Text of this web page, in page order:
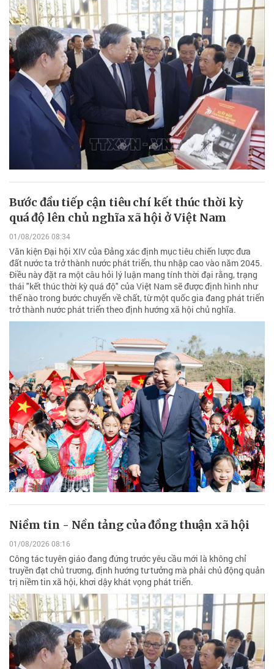
Bước đầu tiếp cận tiêu chí kết thúc thời kỳ
quá độ lên chủ nghĩa xã hội ở Việt Nam
01/08/2026 08:34
Văn kiện Đại hội XIV của Đảng xác định mục tiêu chiến lược đưa
đất nước ta trở thành nước phát triển, thu nhập cao vào năm 2045.
Điều này đặt ra một câu hỏi lý luận mang tính thời đại rằng, trạng
thái "kết thúc thời kỳ quá độ" của Việt Nam sẽ được định hình như
thế nào trong bước chuyển về chất, từ một quốc gia đang phát triển
trở thành nước phát triển theo định hướng xã hội chủ nghĩa.
Niềm tin - Nền tảng của đồng thuận xã hội
01/08/2026 08:16
Công tác tuyên giáo đang đứng trước yêu cầu mới là không chỉ
truyền đạt chủ trương, định hướng tư tưởng mà phải chủ động quản
trị niềm tin xã hội, khơi dậy khát vọng phát triển.